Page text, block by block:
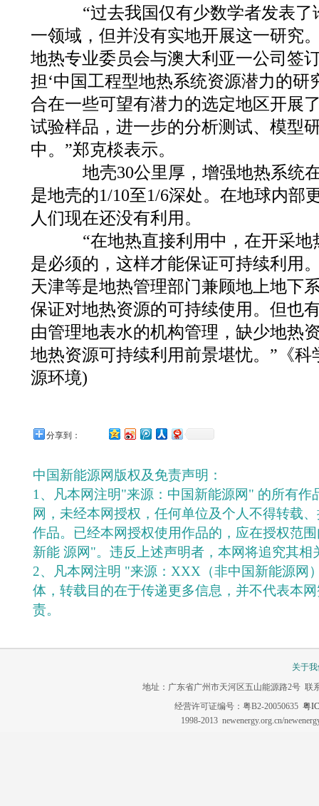
“过去我国仅有少数学者发表了
一领域，但并没有实地开展这一研究
地热专业委员会与澳大利亚一公司签
担‘中国工程型地热系统资源潜力的研
合在一些可望有潜力的选定地区开展
试验样品，进一步的分析测试、模型
中。”郑克棪表示。
地壳30公里厚，增强地热系统在
是地壳的1/10至1/6深处。在地球内部
人们现在还没有利用。
“在地热直接利用中，在开采地
是必须的，这样才能保证可持续利用
天津等是地热管理部门兼顾地上地下
保证对地热资源的可持续使用。但也
由管理地表水的机构管理，缺少地热
地热资源可持续利用前景堪忧。”《科
源环境)
分享到：
中国新能源网版权及免责声明：
1、凡本网注明"来源：中国新能源网" 的所有作
网，未经本网授权，任何单位及个人不得转载
作品。已经本网授权使用作品的，应在授权范
新能 源网"。违反上述声明者，本网将追究其相
2、凡本网注明 "来源：XXX（非中国新能源网
体，转载目的在于传递更多信息，并不代表本
责。
关于
地址：广东省广州市天河区五山能源路2号 联
经营许可证编号：粤B2-20050635 粤
1998-2013 newenergy.org.cn/